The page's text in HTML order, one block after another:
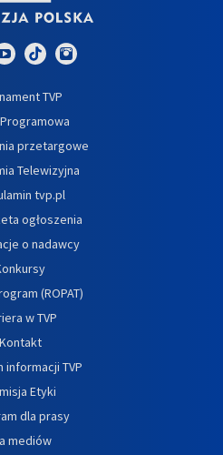
TVP
przetargowe
Telewizyjna
tvp.pl
ogłoszenia
o nadawcy
(ROPAT)
w TVP
Kontakt
informacji TVP
Etyki
dla prasy
mediów